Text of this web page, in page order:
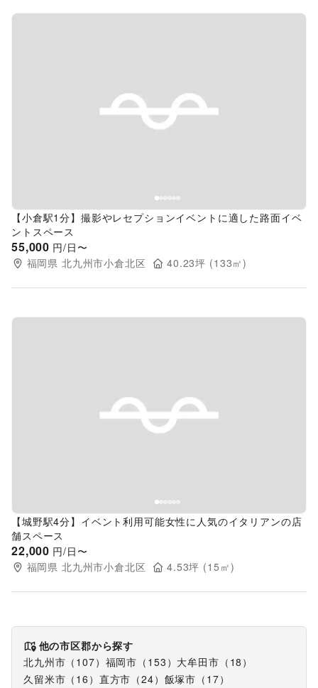
Previous slide
【小倉駅1分】撮影やレセプションイベントに適した路面イベ
ントスペース
55,000 円/日〜
福岡県 北九州市小倉北区 40.23坪 (133㎡)
Previous slide
【城野駅4分】イベント利用可能女性に人気のイタリアンの店
舗スペース
22,000 円/日〜
福岡県 北九州市小倉北区 4.53坪 (15 ㎡)
他の市区郡から探す
北九州市 （ 107） 福岡市 （ 153 ） 大牟田市 （ 18 ）
久留米市 （ 16 ） 直方市 （24） 飯塚市 （ 17）